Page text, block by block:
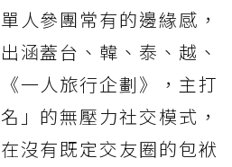
人參團常有的邊緣感，
涵蓋台、韓、泰、越、
一人旅行企劃》，主打
」的無壓力社交模式，
沒有既定交友圈的包袱